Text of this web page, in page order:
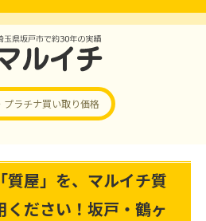
プラチナ買い取り価格
質屋」を、マルイチ質
ください！坂戸・鶴ヶ